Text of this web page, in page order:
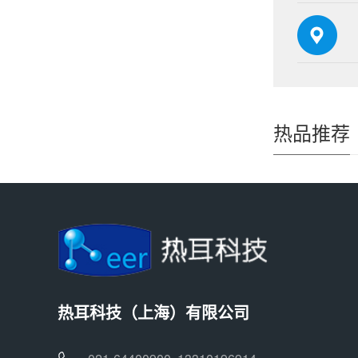
热品推荐
热耳科技（上海）有限公司